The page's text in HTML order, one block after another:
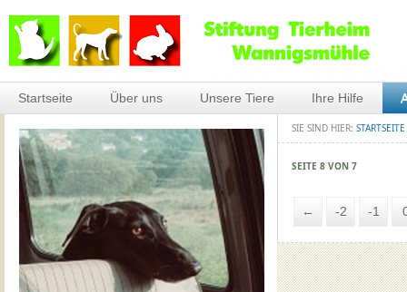
Startseite Über uns Unsere Tiere Ihre Hilfe
SIE SIND HIER: STARTSEITE
SEITE 8 VON 7
← -2 -1